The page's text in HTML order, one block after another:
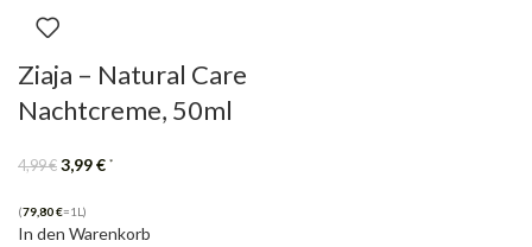
Ziaja – Natural Care
Nachtcreme, 50ml
4,99€ 3,99€ *
(79,80€=1L)
In den Warenkorb